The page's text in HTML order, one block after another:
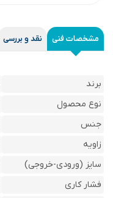
مشخصات فنی نقد و بررسی
برند
نوع محصول
جنس
زاویه
سایز (ورودی-خروجی)
فشار کاری